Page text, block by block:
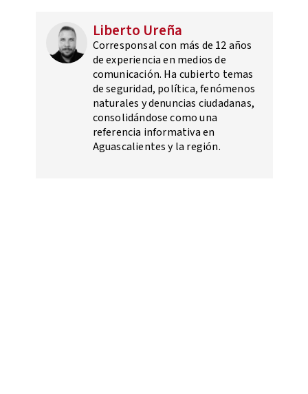
Liberto Ureña
Corresponsal con más de 12 años
de experiencia en medios de
comunicación. Ha cubierto temas
de seguridad, política, fenómenos
naturales y denuncias ciudadanas,
consolidándose como una
referencia informativa en
Aguascalientes y la región.